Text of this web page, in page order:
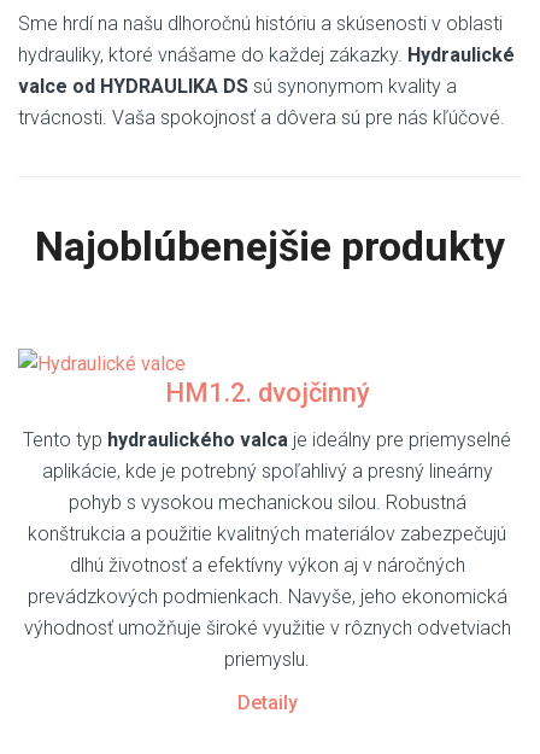
Sme hrdí na našu dlhoročnú históriu a skúsenosti v oblasti
hydrauliky, ktoré vnášame do každej zákazky. Hydraulické
valce od HYDRAULIKA DS sú synonymom kvality a
trvácnosti. Vaša spokojnosť a dôvera sú pre nás kľúčové.
Najoblúbenejšie produkty
HM1.2. dvojčinný
Tento typ hydraulického valca je ideálny pre priemyselné
aplikácie, kde je potrebný spoľahlivý a presný lineárny
pohyb s vysokou mechanickou silou. Robustná
konštrukcia a použitie kvalitných materiálov zabezpečujú
dlhú životnosť a efektívny výkon aj v náročných
prevádzkových podmienkach. Navyše, jeho ekonomická
výhodnosť umožňuje široké využitie v rôznych odvetviach
priemyslu.
Detaily